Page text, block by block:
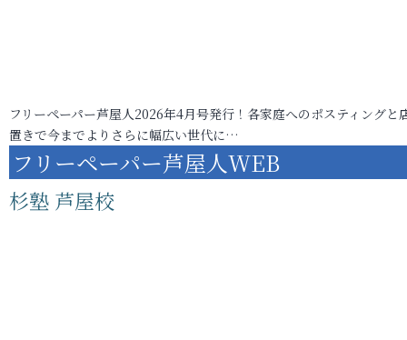
フリーペーパー芦屋人2026年4月号発行！各家庭へのポスティングと
置きで今までよりさらに幅広い世代に…
フリーペーパー芦屋人WEB
杉塾 芦屋校